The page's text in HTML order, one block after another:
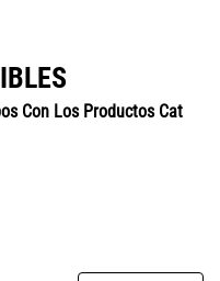
Con Los Productos Cat